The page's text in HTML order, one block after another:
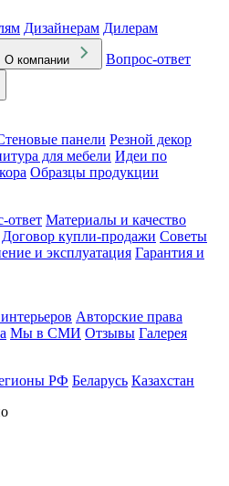
Дизайнерам Дилерам
О компании
Вопрос-ответ
панели Резной декор
для мебели Идеи по
Образцы продукции
ответ Материалы и качество
Договор купли-продажи Советы
и эксплуатация Гарантия и
Авторские права
Мы в СМИ Отзывы Галерея
РФ Беларусь Казахстан